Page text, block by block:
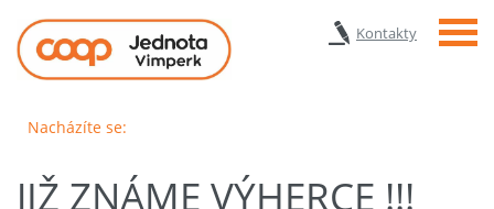
Kontakty Menu
Nacházíte se:
JIŽ ZNÁME VÝHERCE !!!